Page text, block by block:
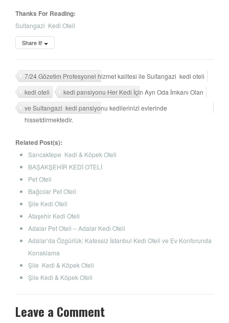
Thanks For Reading:
Sultangazi Kedi Oteli
Share it!
7/24 Gözetim Profesyonel hizmet kalitesi ile Sultangazi kedi oteli
kedi oteli
kedi pansiyonu Her Kedi İçin Ayrı Oda İmkanı Olan
ve Sultangazi kedi pansiyonu kedilerinizi evlerinde
hissetdirmektedir.
Related Post(s):
Sancaktepe Kedi & Köpek Oteli
BAŞAKŞEHİR KEDİ OTELİ
Pet Oteli
Bağcılar Pet Oteli
Şile Kedi Oteli
Ataşehir Kedi Oteli
Adalar Pet Oteli – Adalar Kedi Oteli
Adalar’da Özgürlük: Kafessiz İstanbul Kedi Oteli ve Ev Konforunda
Konaklama
Şile Kedi & Köpek Oteli
Şile Kedi & Köpek Oteli
Leave a Comment